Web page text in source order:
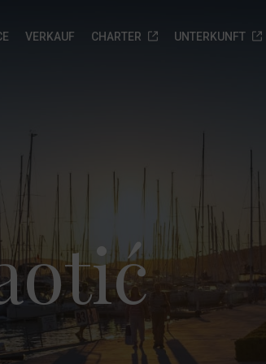
Über uns
Gallery
Standort
FAQ
Ankerplätze
Anfrage senden
VERKAUF
Anfrage senden
CHARTER UNTERKUNFT